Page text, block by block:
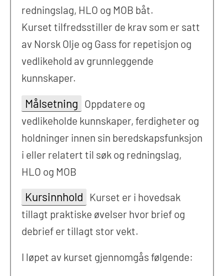
redningslag, HLO og MOB båt.
Kurset tilfredsstiller de krav som er satt
av Norsk Olje og Gass for repetisjon og
vedlikehold av grunnleggende
kunnskaper.
Målsetning Oppdatere og
vedlikeholde kunnskaper, ferdigheter og
holdninger innen sin beredskapsfunksjon
i eller relatert til søk og redningslag,
HLO og MOB
Kursinnhold
Kurset er i hovedsak
tillagt praktiske øvelser hvor brief og
debrief er tillagt stor vekt.
I løpet av kurset gjennomgås følgende: